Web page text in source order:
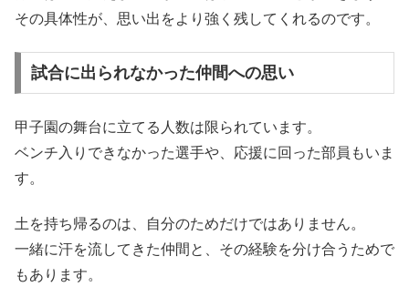
その具体性が、思い出をより強く残してくれるのです。
試合に出られなかった仲間への思い
甲子園の舞台に立てる人数は限られています。
ベンチ入りできなかった選手や、応援に回った部員もいま
す。
土を持ち帰るのは、自分のためだけではありません。
一緒に汗を流してきた仲間と、その経験を分け合うためで
もあります。